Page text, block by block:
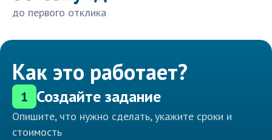
до первого отклика
Как это работает?
1 Создайте задание
Опишите, что нужно сделать, укажите сроки и
стоимость